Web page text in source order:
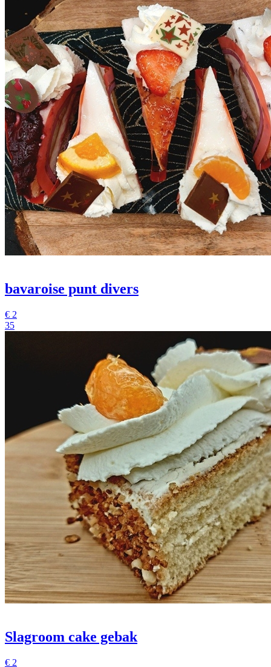
bavaroise punt divers
€ 2
35
Slagroom cake gebak
€ 2